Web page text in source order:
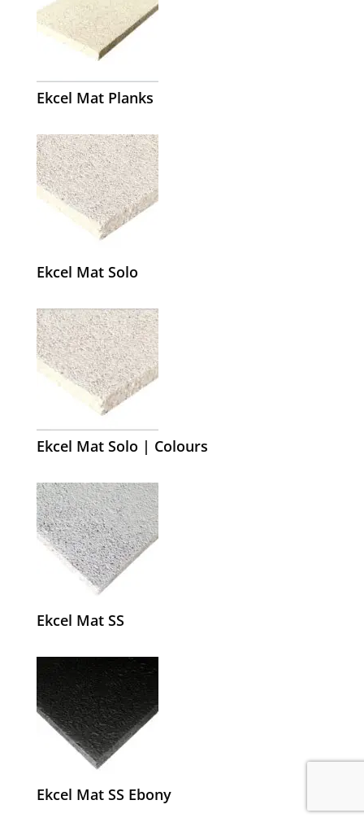
Ekcel Mat Planks
Ekcel Mat Solo
Ekcel Mat Solo | Colours
Ekcel Mat SS
Ekcel Mat SS Ebony